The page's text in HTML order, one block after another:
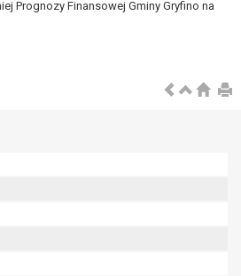
Prognozy Finansowej Gminy Gryfino na
przez administratora
on istnienie ważnych prawnie
wobec interesów, praw i
ustalenia, dochodzenia lub